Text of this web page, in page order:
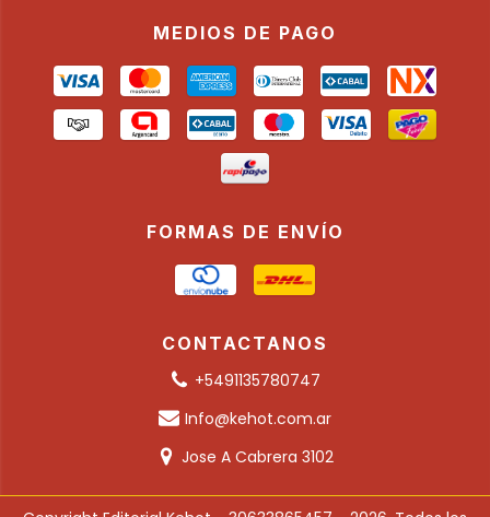
MEDIOS DE PAGO
FORMAS DE ENVÍO
CONTACTANOS
+5491135780747
Info@kehot.com.ar
Jose A Cabrera 3102